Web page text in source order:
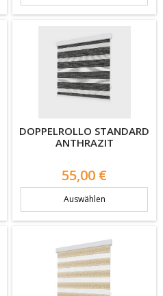
DOPPELROLLO STANDARD
ANTHRAZIT
Preis
55,00 €
Auswählen